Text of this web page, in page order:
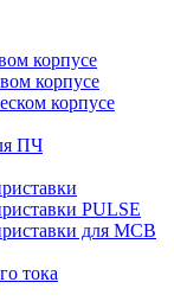
корпусе
корпусе
корпусе
ПЧ
PULSE
для MCB
тока